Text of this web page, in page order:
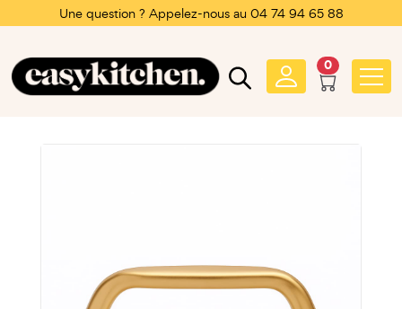
Une question ? Appelez-nous au 04 74 94 65 88
0